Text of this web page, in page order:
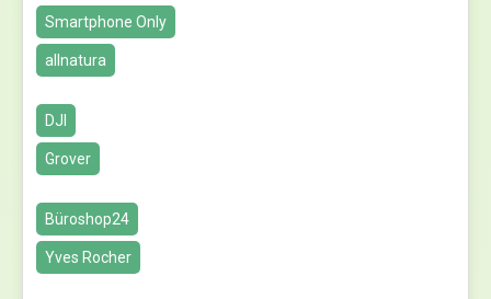
Smartphone Only
allnatura
DJI
Grover
Büroshop24
Yves Rocher